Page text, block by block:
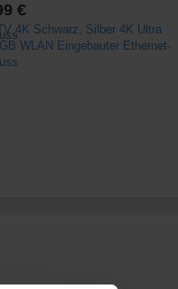
€
4K Schwarz, Silber 4K Ultra
WLAN Eingebauter Ethernet-